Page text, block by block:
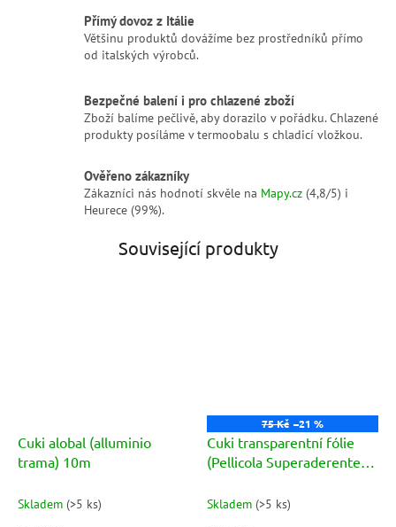
Přímý dovoz z Itálie
Většinu produktů dovážíme bez prostředníků přímo
od italských výrobců.
Bezpečné balení i pro chlazené zboží
Zboží balíme pečlivě, aby dorazilo v pořádku. Chlazené
produkty posíláme v termoobalu s chladicí vložkou.
Ověřeno zákazníky
Zákazníci nás hodnotí skvěle na Mapy.cz (4,8/5) i
Heurece (99%).
Související produkty
Cuki alobal (alluminio
trama) 10m
Skladem (>5 ks)
75 Kč –21 %
Cuki transparentní fólie
(Pellicola Superaderente)
Skladem (>5 ks)